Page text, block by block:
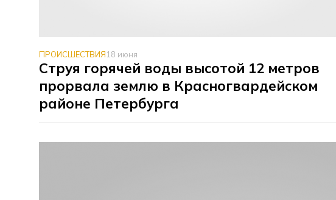
ПРОИСШЕСТВИЯ18 июня
Струя горячей воды высотой 12 метров
прорвала землю в Красногвардейском
районе Петербурга